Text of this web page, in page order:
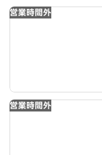
営業時間外
営業時間外